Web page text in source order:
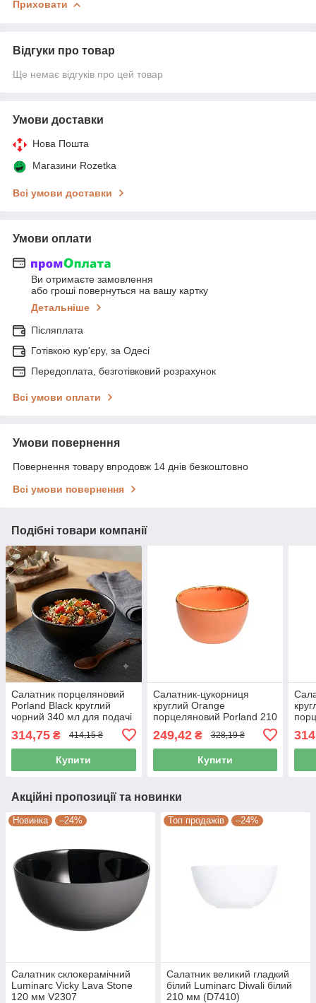
Приховати
Відгуки про товар
Ще немає відгуків про цей товар
Умови доставки
Нова Пошта
Магазини Rozetka
Всі умови доставки
Умови оплати
Ви отримаєте замовлення
або гроші повернуться на вашу картку
Детальніше
Післяплата
Готівкою кур'єру, за Одесі
Передоплата, безготівковий розрахунок
Всі умови оплати
Умови повернення
Повернення товару впродовж 14 днів безкоштовно
Всі умови повернення
Подібні товари компанії
Салатник порцеляновий
Porland Black круглий
чорний 340 мл для подачі
салатів, закусок і десертів
362913/Bl-6
314,75 ₴ 414,15 ₴
Купити
Салатник-цукорниця
круглий Orange
порцеляновий Porland 210
249,42₴ 328,19 ₴
Купити
Акційні пропозиції та новинки
Новинка –24%
Салатник склокерамічний
Luminarc Vicky Lava Stone
120 мм V2307
Топ продажів –24%
Салатник великий гладкий
білий Luminarc Diwali білий
210 мм (D7410)